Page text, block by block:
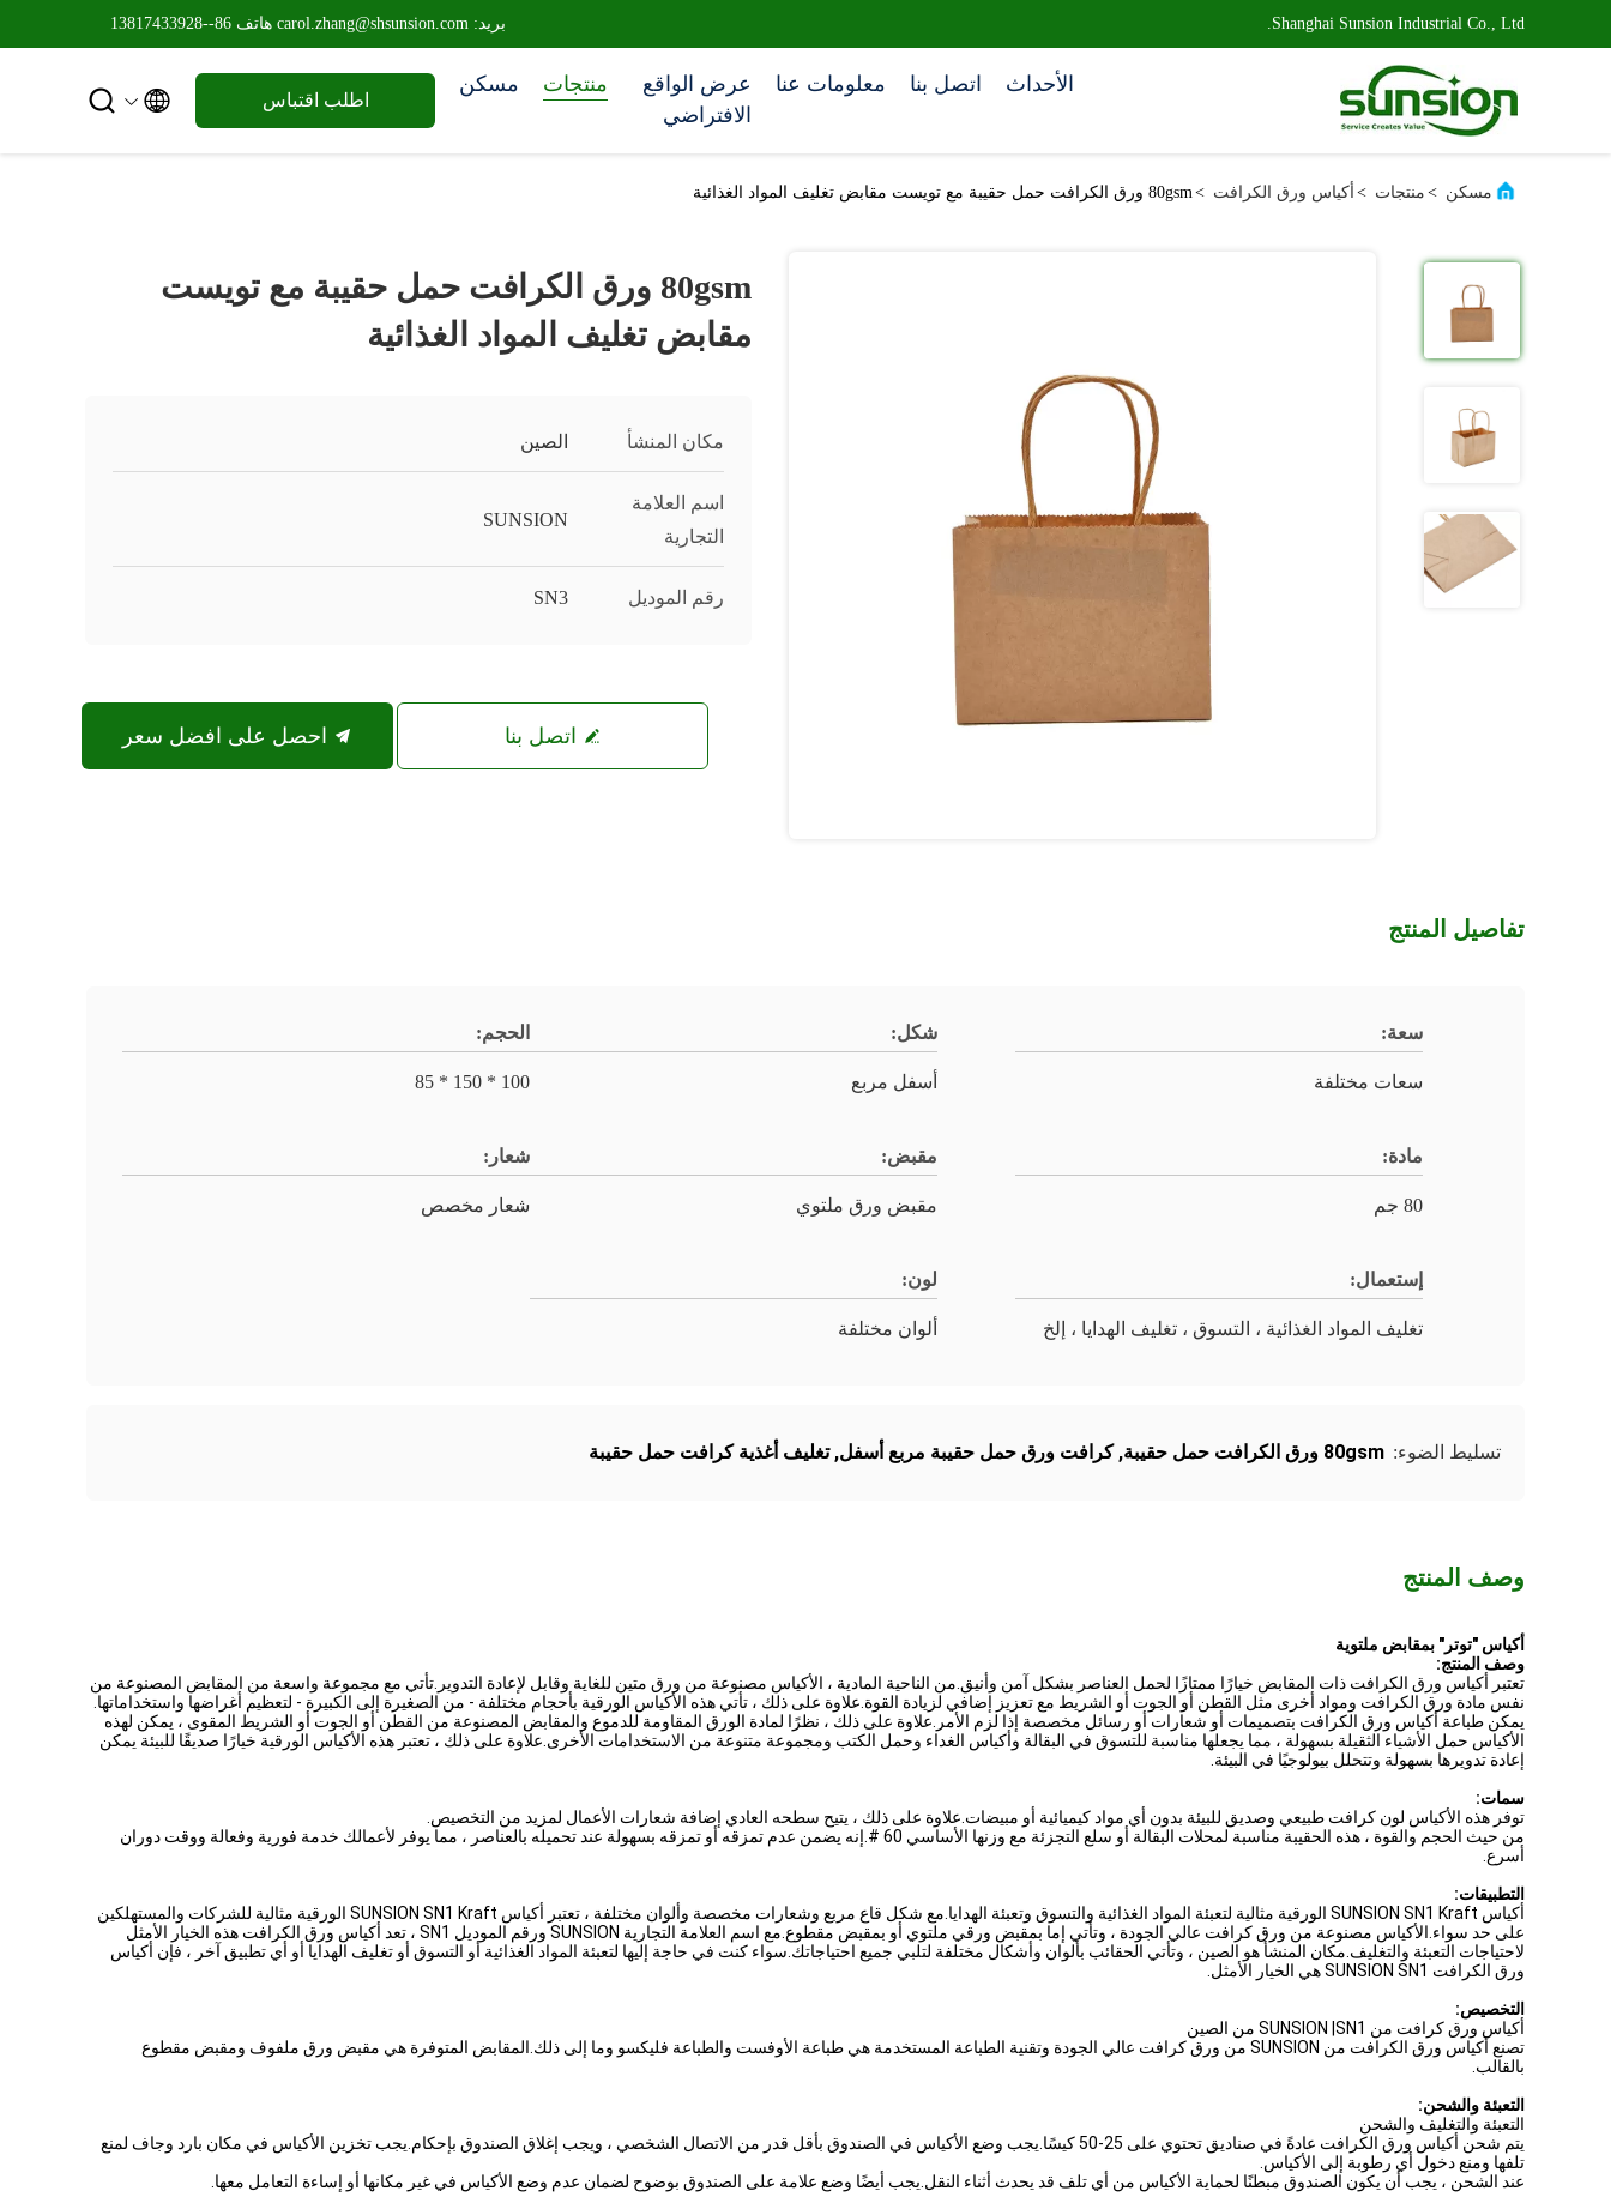
Shanghai Sunsion Industrial Co., Ltd. بريد: carol.zhang@shsunsion.com هاتف 86--13817433928
مسكن منتجات
عرض الواقع
الافتراضي
معلومات عنا اتصل بنا الأحداث
اطلب اقتباس 

مسكن > منتجات > أكياس ورق الكرافت >80gsm ورق الكرافت حمل حقيبة مع تويست مقابض تغليف المواد الغذائية
80gsm ورق الكرافت حمل حقيبة مع تويست
مقابض تغليف المواد الغذائية
مكان المنشأ الصين
اسم العلامة
التجارية
SUNSION
رقم الموديل SN3
اتصل بنا
تفاصيل المنتج
سعة:
سعات مختلفة
شكل:
أسفل مربع
الحجم:
100 * 150 * 85
مادة:
80 جم
مقبض:
مقبض ورق ملتوي
شعار:
شعار مخصص
إستعمال:
تغليف المواد الغذائية ، التسوق ، تغليف الهدايا ، إلخ
لون:
ألوان مختلفة
تسليط الضوء: 80gsm ورق الكرافت حمل حقيبة ,كرافت ورق حمل حقيبة مربع أسفل,تغليف أغذية كرافت حمل حقيبة
وصف المنتج
أكياس "توتر" بمقابض ملتوية
وصف المنتج:
تعتبر أكياس ورق الكرافت ذات المقابض خيارًا ممتازًا لحمل العناصر بشكل آمن وأنيق.من الناحية المادية ، الأكياس مصنوعة من ورق متين للغاية وقابل لإعادة التدوير.تأتي مع مجموعة واسعة من المقابض المصنوعة من
نفس مادة ورق الكرافت ومواد أخرى مثل القطن أو الجوت أو الشريط مع تعزيز إضافي لزيادة القوة.علاوة على ذلك ، تأتي هذه الأكياس الورقية بأحجام مختلفة - من الصغيرة إلى الكبيرة - لتعظيم أغراضها واستخداماتها.
يمكن طباعة أكياس ورق الكرافت بتصميمات أو شعارات أو رسائل مخصصة إذا لزم الأمر.علاوة على ذلك ، نظرًا لمادة الورق المقاومة للدموع والمقابض المصنوعة من القطن أو الجوت أو الشريط المقوى ، يمكن لهذه
الأكياس حمل الأشياء الثقيلة بسهولة ، مما يجعلها مناسبة للتسوق في البقالة وأكياس الغداء وحمل الكتب ومجموعة متنوعة من الاستخدامات الأخرى.علاوة على ذلك ، تعتبر هذه الأكياس الورقية خيارًا صديقًا للبيئة يمكن
إعادة تدويرها بسهولة وتتحلل بيولوجيًا في البيئة.
سمات:
توفر هذه الأكياس لون كرافت طبيعي وصديق للبيئة بدون أي مواد كيميائية أو مبيضات.علاوة على ذلك ، يتيح سطحه العادي إضافة شعارات الأعمال لمزيد من التخصيص.
من حيث الحجم والقوة ، هذه الحقيبة مناسبة لمحلات البقالة أو سلع التجزئة مع وزنها الأساسي 60 #.إنه يضمن عدم تمزقه أو تمزقه بسهولة عند تحميله بالعناصر ، مما يوفر لأعمالك خدمة فورية وفعالة ووقت دوران
أسرع.
التطبيقات:
أكياس SUNSION SN1 Kraft الورقية مثالية لتعبئة المواد الغذائية والتسوق وتعبئة الهدايا.مع شكل قاع مربع وشعارات مخصصة وألوان مختلفة ، تعتبر أكياس SUNSION SN1 Kraft الورقية مثالية للشركات والمستهلكين
على حد سواء.الأكياس مصنوعة من ورق كرافت عالي الجودة ، وتأتي إما بمقبض ورقي ملتوي أو بمقبض مقطوع.مع اسم العلامة التجارية SUNSION ورقم الموديل SN1 ، تعد أكياس ورق الكرافت هذه الخيار الأمثل
لاحتياجات التعبئة والتغليف.مكان المنشأ هو الصين ، وتأتي الحقائب بألوان وأشكال مختلفة لتلبي جميع احتياجاتك.سواء كنت في حاجة إليها لتعبئة المواد الغذائية أو التسوق أو تغليف الهدايا أو أي تطبيق آخر ، فإن أكياس
ورق الكرافت SUNSION SN1 هي الخيار الأمثل.
التخصيص:
أكياس ورق كرافت من SUNSION |SN1 من الصين
تصنع أكياس ورق الكرافت من SUNSION من ورق كرافت عالي الجودة وتقنية الطباعة المستخدمة هي طباعة الأوفست والطباعة فليكسو وما إلى ذلك.المقابض المتوفرة هي مقبض ورق ملفوف ومقبض مقطوع
بالقالب.
التعبئة والشحن:
التعبئة والتغليف والشحن
يتم شحن أكياس ورق الكرافت عادةً في صناديق تحتوي على 25-50 كيسًا.يجب وضع الأكياس في الصندوق بأقل قدر من الاتصال الشخصي ، ويجب إغلاق الصندوق بإحكام.يجب تخزين الأكياس في مكان بارد وجاف لمنع
تلفها ومنع دخول أي رطوبة إلى الأكياس.
عند الشحن ، يجب أن يكون الصندوق مبطنًا لحماية الأكياس من أي تلف قد يحدث أثناء النقل.يجب أيضًا وضع علامة على الصندوق بوضوح لضمان عدم وضع الأكياس في غير مكانها أو إساءة التعامل معها.